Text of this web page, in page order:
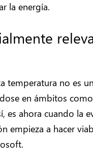
la energía.
temperatura no es
en ámbitos
es ahora cuando la
empieza a hacer